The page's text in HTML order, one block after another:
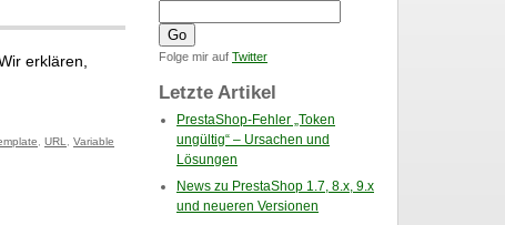
erklären,
URL
Variable
Folge mir auf Twitter
Letzte Artikel
PrestaShop-Fehler „Token
ungültig“ – Ursachen und
Lösungen
News zu PrestaShop 1.7, 8.x, 9.x
und neueren Versionen